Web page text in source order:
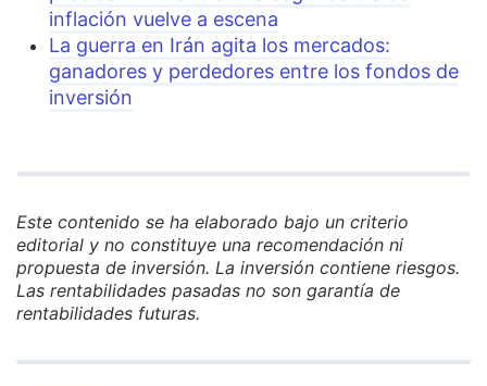
inflación vuelve a escena
La guerra en Irán agita los mercados:
ganadores y perdedores entre los fondos de
inversión
Este contenido se ha elaborado bajo un criterio
editorial y no constituye una recomendación ni
propuesta de inversión. La inversión contiene riesgos.
Las rentabilidades pasadas no son garantía de
rentabilidades futuras.